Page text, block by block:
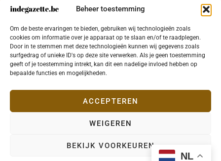
Beheer toestemming
Om de beste ervaringen te bieden, gebruiken wij technologieën zoals
cookies om informatie over je apparaat op te slaan en/of te raadplegen.
Door in te stemmen met deze technologieën kunnen wij gegevens zoals
surfgedrag of unieke ID's op deze site verwerken. Als je geen toestemming
geeft of je toestemming intrekt, kan dit een nadelige invloed hebben op
bepaalde functies en mogelijkheden.
ACCEPTEREN
WEIGEREN
BEKIJK VOORKEUREN
Hezbollah zet in op FPV-drones en dwingt
Israël tot nieuwe strijd om tactische
overmacht
31 juli 2026
Copyright © 2026 indegazette.be |Privacy
NL